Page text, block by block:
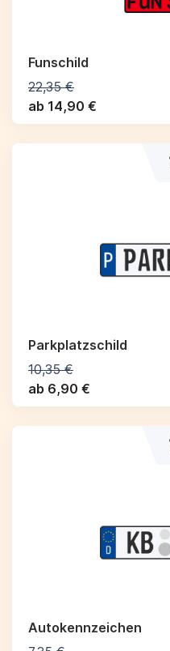
Funschild
22,35 €
ab 14,90 €
Parkplatzschild
10,35 €
ab 6,90 €
Autokennzeichen